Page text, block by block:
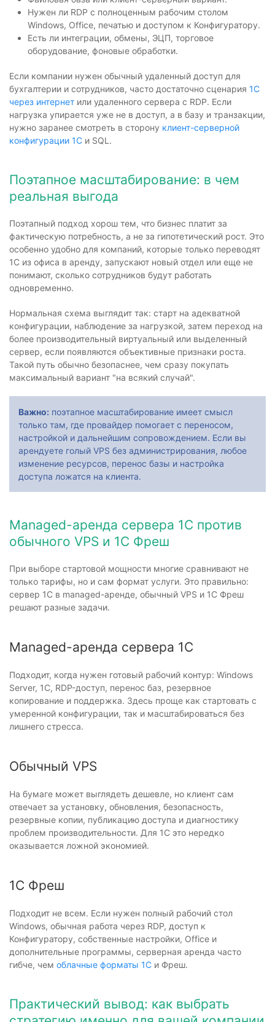
Нужен ли RDP с полноценным рабочим столом
Windows, Office, печатью и доступом к Конфигуратору.
Есть ли интеграции, обмены, ЭЦП, торговое
оборудование, фоновые обработки.
Если компании нужен обычный удаленный доступ для
бухгалтерии и сотрудников, часто достаточно сценария 1С
через интернет или удаленного сервера с RDP. Если
нагрузка упирается уже не в доступ, а в базу и транзакции,
нужно заранее смотреть в сторону клиент-серверной
конфигурации 1С и SQL.
Поэтапное масштабирование: в чем
реальная выгода
Поэтапный подход хорош тем, что бизнес платит за
фактическую потребность, а не за гипотетический рост. Это
особенно удобно для компаний, которые только переводят
1С из офиса в аренду, запускают новый отдел или еще не
понимают, сколько сотрудников будут работать
одновременно.
Нормальная схема выглядит так: старт на адекватной
конфигурации, наблюдение за нагрузкой, затем переход на
более производительный виртуальный или выделенный
сервер, если появляются объективные признаки роста.
Такой путь обычно безопаснее, чем сразу покупать
максимальный вариант "на всякий случай".
Важно: поэтапное масштабирование имеет смысл
только там, где провайдер помогает с переносом,
настройкой и дальнейшим сопровождением. Если вы
арендуете голый VPS без администрирования, любое
изменение ресурсов, перенос базы и настройка
доступа ложатся на клиента.
Managed-аренда сервера 1С против
обычного VPS и 1С Фреш
При выборе стартовой мощности многие сравнивают не
только тарифы, но и сам формат услуги. Это правильно:
сервер 1С в managed-аренде, обычный VPS и 1С Фреш
решают разные задачи.
Managed-аренда сервера 1С
Подходит, когда нужен готовый рабочий контур: Windows
Server, 1С, RDP-доступ, перенос баз, резервное
копирование и поддержка. Здесь проще как стартовать с
умеренной конфигурации, так и масштабироваться без
лишнего стресса.
Обычный VPS
На бумаге может выглядеть дешевле, но клиент сам
отвечает за установку, обновления, безопасность,
резервные копии, публикацию доступа и диагностику
проблем производительности. Для 1С это нередко
оказывается ложной экономией.
1С Фреш
Подходит не всем. Если нужен полный рабочий стол
Windows, обычная работа через RDP, доступ к
Конфигуратору, собственные настройки, Office и
дополнительные программы, серверная аренда часто
гибче, чем облачные форматы 1С и Фреш.
Практический вывод: как выбрать